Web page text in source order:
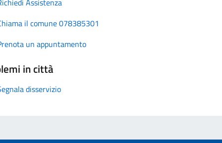
il comune 078385301
un appuntamento
in città
disservizio